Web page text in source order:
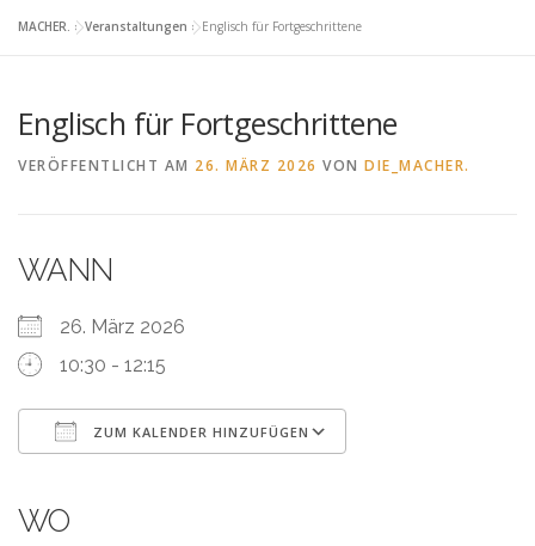
MACHER. »Veranstaltungen »Englisch für Fortgeschrittene
Englisch für Fortgeschrittene
VERÖFFENTLICHT AM 26. MÄRZ 2026 VON DIE_MACHER.
WANN
26. März 2026
10:30 - 12:15
ZUM KALENDER HINZUFÜGEN
WO